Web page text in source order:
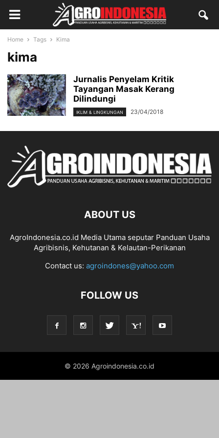
Home Tags Kima
kima
Jurnalis Penyelam Kritik
Tayangan Masak Kerang
Dilindungi
IKLIM & LINGKUNGAN 23/04/2018
ABOUT US
AgroIndonesia.co.id Media Utama seputar Panduan Usaha
Agribisnis, Kehutanan & Kelautan-Perikanan
Contact us: agroindones@yahoo.com
FOLLOW US
© 2026 Agroindonesia.co.id